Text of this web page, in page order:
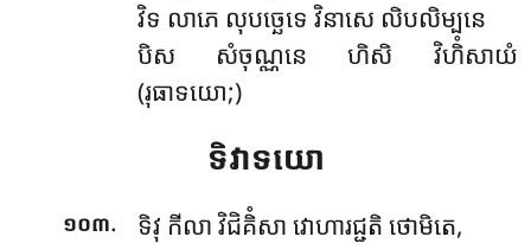
វិទ លាភេ លុបច្ឆេទេ វិនាសេ លិបលិម្បនេ
បិស សំចុណ្ណនេ ហិសិ វិហិំសាយំ
(រុធាទយោ;)
ទិវាទយោ
១០៣.
ទិវុ កីលា វិជិគិំសា វោហារជ្ជុតិ ថោមិតេ,